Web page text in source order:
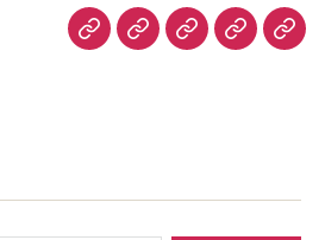
HomeAboutRoomFacilities